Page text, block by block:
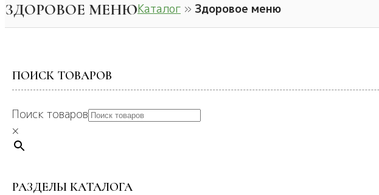
ЗДОРОВОЕ МЕНЮКаталог » Здоровое меню
ПОИСК ТОВАРОВ
Поиск товаров
×
РАЗДЕЛЫ КАТАЛОГА